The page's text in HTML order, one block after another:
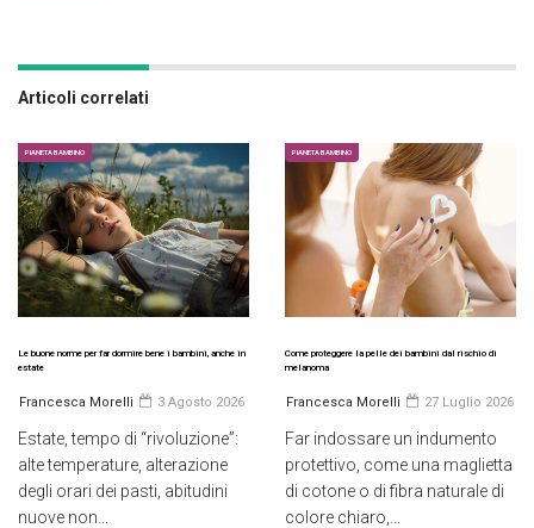
Articoli correlati
PIANETA BAMBINO
Le buone norme per far dormire bene i bambini, anche in
estate
Francesca Morelli 3 Agosto 2026
Estate, tempo di “rivoluzione”:
alte temperature, alterazione
degli orari dei pasti, abitudini
nuove non...
PIANETA BAMBINO
Come proteggere la pelle dei bambini dal rischio di
melanoma
Francesca Morelli 27 Luglio 2026
Far indossare un indumento
protettivo, come una maglietta
di cotone o di fibra naturale di
colore chiaro,...